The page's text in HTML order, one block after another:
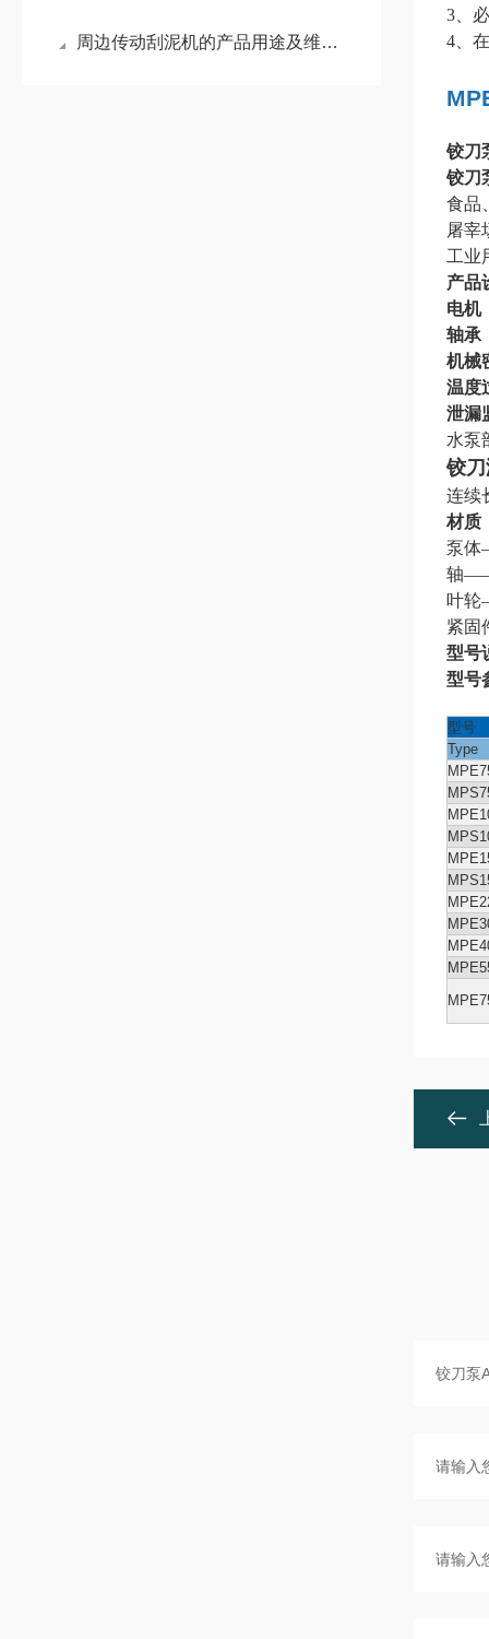
周边传动刮泥机的产品用途及维护注意事项
3、
4、
铰刀
铰刀
食品
屠宰
工业
产品
电机
轴承
机械
温度
泄漏
水泵
铰
连续
材质
泵体
轴
叶轮
紧固
型号
型号
型号
Type